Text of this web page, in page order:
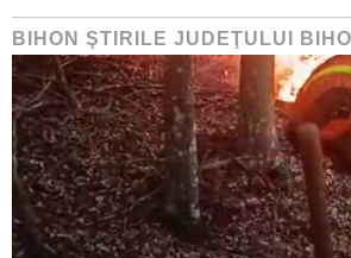
BIHON ŞTIRILE JUDEŢULUI